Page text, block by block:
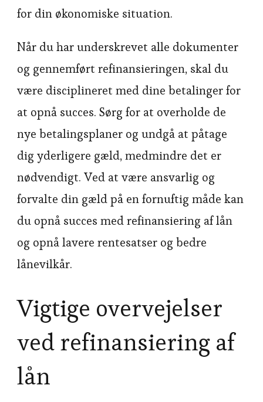
for din økonomiske situation.
Når du har underskrevet alle dokumenter
og gennemført refinansieringen, skal du
være disciplineret med dine betalinger for
at opnå succes. Sørg for at overholde de
nye betalingsplaner og undgå at påtage
dig yderligere gæld, medmindre det er
nødvendigt. Ved at være ansvarlig og
forvalte din gæld på en fornuftig måde kan
du opnå succes med refinansiering af lån
og opnå lavere rentesatser og bedre
lånevilkår.
Vigtige overvejelser
ved refinansiering af
lån